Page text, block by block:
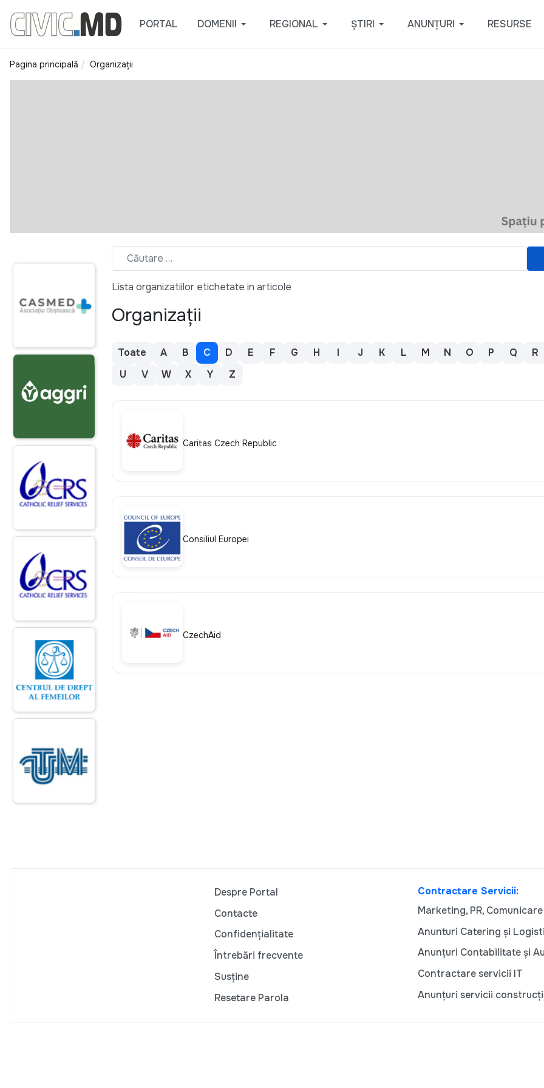
PORTAL DOMENII REGIONAL ȘTIRI ANUNȚURI RESURSE
Pagina principală Organizații
Lista organizatiilor etichetate in articole
Organizații
Toate A B C D E F G H I J K L M N O P Q
R
U
V W X Y Z
Caritas Czech Republic
Consiliul Europei
CzechAid
Despre Portal
Contacte
Confidențialitate
Întrebări frecvente
Susține
Resetare Parola
Contractare Servicii:
Marketing, PR, Comunicare
Anunturi Catering și
Anunțuri Contabilitate și
Contractare servicii IT
Anunțuri servicii